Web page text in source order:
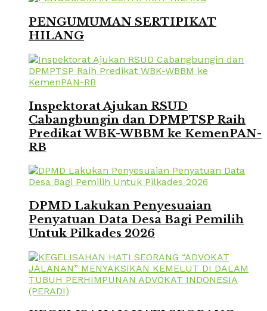
PENGUMUMAN SERTIPIKAT
HILANG
Inspektorat Ajukan RSUD
Cabangbungin dan DPMPTSP Raih
Predikat WBK-WBBM ke KemenPAN-
RB
DPMD Lakukan Penyesuaian
Penyatuan Data Desa Bagi Pemilih
Untuk Pilkades 2026